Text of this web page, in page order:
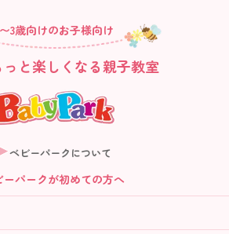
3歳向けのお子様向け
と楽しくなる親子教室
ベビーパークについて
ーパークが初めての方へ